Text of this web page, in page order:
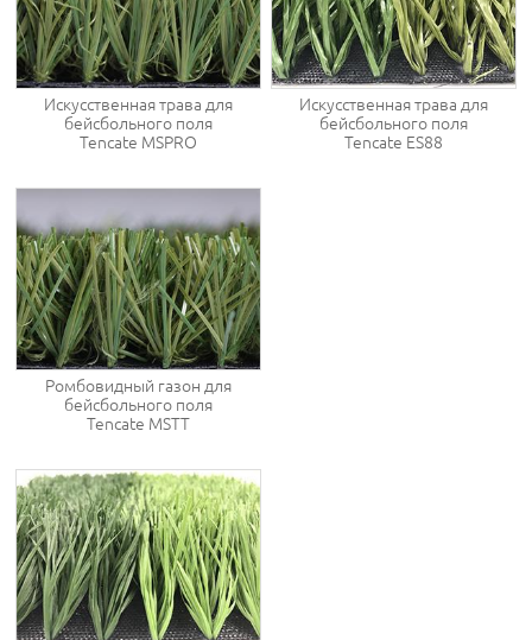
Искусственная трава для
бейсбольного поля
Tencate MSPRO
Искусственная трава для
бейсбольного поля
Tencate ES88
Ромбовидный газон для
бейсбольного поля
Tencate MSTT